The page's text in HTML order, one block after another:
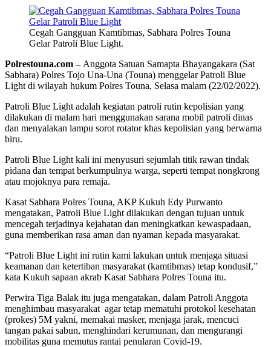
Cegah Gangguan Kamtibmas, Sabhara Polres Touna
Gelar Patroli Blue Light.
Polrestouna.com – Anggota Satuan Samapta Bhayangakara (Sat
Sabhara) Polres Tojo Una-Una (Touna) menggelar Patroli Blue
Light di wilayah hukum Polres Touna, Selasa malam (22/02/2022).
Patroli Blue Light adalah kegiatan patroli rutin kepolisian yang
dilakukan di malam hari menggunakan sarana mobil patroli dinas
dan menyalakan lampu sorot rotator khas kepolisian yang berwarna
biru.
Patroli Blue Light kali ini menyusuri sejumlah titik rawan tindak
pidana dan tempat berkumpulnya warga, seperti tempat nongkrong
atau mojoknya para remaja.
Kasat Sabhara Polres Touna, AKP Kukuh Edy Purwanto
mengatakan, Patroli Blue Light dilakukan dengan tujuan untuk
mencegah terjadinya kejahatan dan meningkatkan kewaspadaan,
guna memberikan rasa aman dan nyaman kepada masyarakat.
“Patroli Blue Light ini rutin kami lakukan untuk menjaga situasi
keamanan dan ketertiban masyarakat (kamtibmas) tetap kondusif,”
kata Kukuh sapaan akrab Kasat Sabhara Polres Touna itu.
Perwira Tiga Balak itu juga mengatakan, dalam Patroli Anggota
menghimbau masyarakat agar tetap mematuhi protokol kesehatan
(prokes) 5M yakni, memakai masker, menjaga jarak, mencuci
tangan pakai sabun, menghindari kerumunan, dan mengurangi
mobilitas guna memutus rantai penularan Covid-19.